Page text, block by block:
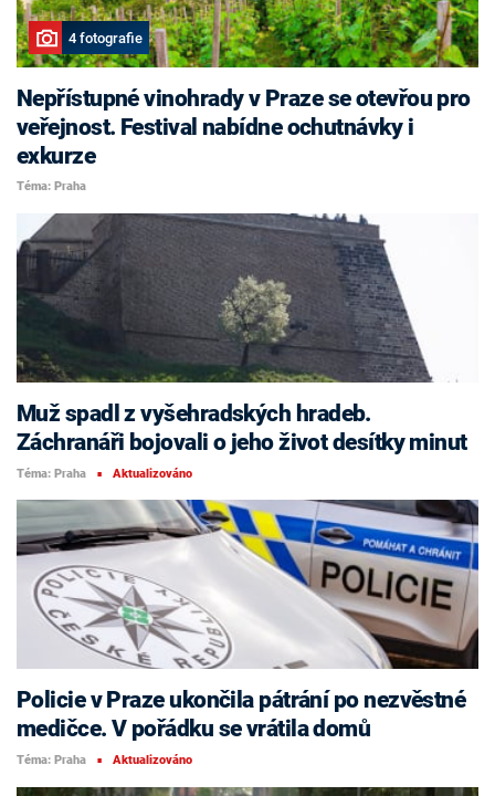
4 fotografie
Nepřístupné vinohrady v Praze se otevřou pro
veřejnost. Festival nabídne ochutnávky i
exkurze
Téma: Praha
Muž spadl z vyšehradských hradeb.
Záchranáři bojovali o jeho život desítky minut
Téma: Praha ■ Aktualizováno
Policie v Praze ukončila pátrání po nezvěstné
medičce. V pořádku se vrátila domů
Téma: Praha ■ Aktualizováno